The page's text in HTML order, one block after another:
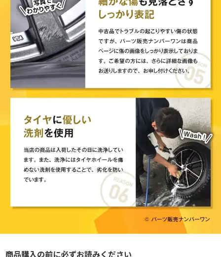
商品購入の前に必ずお読みください